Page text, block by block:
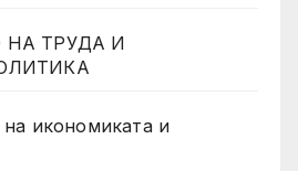
НА ТРУДА И
икономиката и